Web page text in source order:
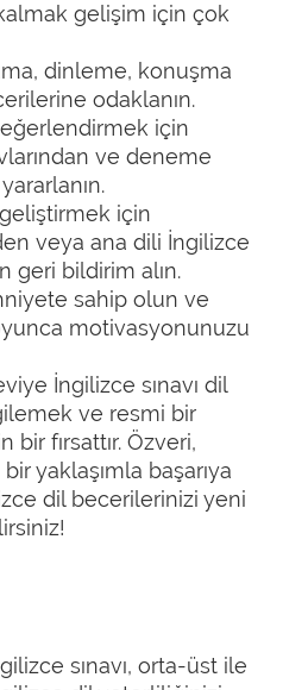
gelişim için çok
dinleme, konuşma
odaklanın.
için
ve deneme
için
veya ana dili İngilizce
geri bildirim alın.
sahip olun ve
motivasyonunuzu
İngilizce sınavı dil
ve resmi bir
bir fırsattır. Özveri,
yaklaşımla başarıya
dil becerilerinizi yeni
sınavı, orta-üst ile